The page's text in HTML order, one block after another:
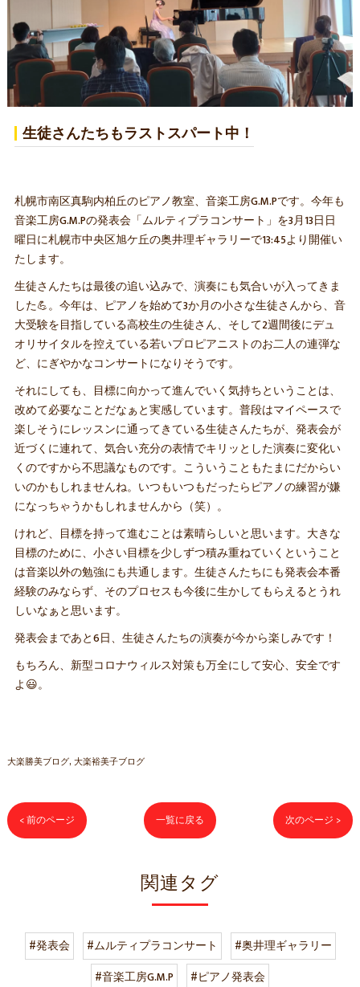
生徒さんたちもラストスパート中！
札幌市南区真駒内柏丘のピアノ教室、音楽工房G.M.Pです。今年も
音楽工房G.M.Pの発表会「ムルティプラコンサート」を3月13日日
曜日に札幌市中央区旭ケ丘の奥井理ギャラリーで13:45より開催い
たします。
生徒さんたちは最後の追い込みで、演奏にも気合いが入ってきま
した💪。今年は、ピアノを始めて3か月の小さな生徒さんから、音
大受験を目指している高校生の生徒さん、そして2週間後にデュ
オリサイタルを控えている若いプロピアニストのお二人の連弾な
ど、にぎやかなコンサートになりそうです。
それにしても、目標に向かって進んでいく気持ちということは、
改めて必要なことだなぁと実感しています。普段はマイペースで
楽しそうにレッスンに通ってきている生徒さんたちが、発表会が
近づくに連れて、気合い充分の表情でキリッとした演奏に変化い
くのですから不思議なものです。こういうこともたまにだからい
いのかもしれませんね。いつもいつもだったらピアノの練習が嫌
になっちゃうかもしれませんから（笑）。
けれど、目標を持って進むことは素晴らしいと思います。大きな
目標のために、小さい目標を少しずつ積み重ねていくということ
は音楽以外の勉強にも共通します。生徒さんたちにも発表会本番
経験のみならず、そのプロセスも今後に生かしてもらえるとうれ
しいなぁと思います。
発表会まであと6日、生徒さんたちの演奏が今から楽しみです！
もちろん、新型コロナウィルス対策も万全にして安心、安全です
よ😃。
大楽勝美ブログ 大楽裕美子ブログ
< 前のページ 一覧に戻る 次のページ >
関連タグ
#発表会 #ムルティプラコンサート
#奥井理ギャラリー
#音楽工房G.M.P
#ピアノ発表会